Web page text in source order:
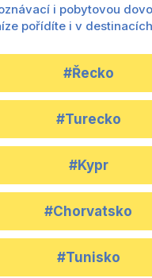
i pobytovou
pořídíte i v
#Řecko
#Turecko
#Kypr
#Chorvatsko
#Tunisko